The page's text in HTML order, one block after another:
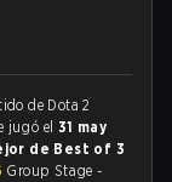
de Dota 2
jugó el 31 may
de Best of 3
Group Stage -